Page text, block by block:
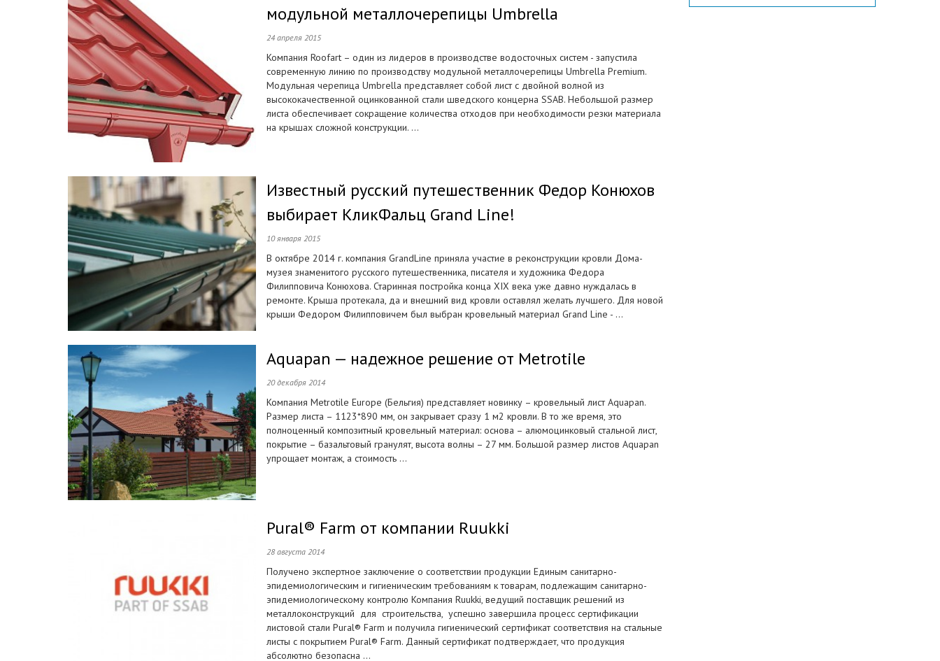
модульной металлочерепицы Umbrella
24 апреля 2015
Компания Roofart – один из лидеров в производстве водосточных систем - запустила
современную линию по производству модульной металлочерепицы Umbrellа Premium.
Модульная черепица Umbrella представляет собой лист с двойной волной из
высококачественной оцинкованной стали шведского концерна SSAB. Небольшой размер
листа обеспечивает сокращение количества отходов при необходимости резки материала
на крышах сложной конструкции. ...
Известный русский путешественник Федор Конюхов
выбирает КликФальц Grand Line!
10 января 2015
В октябре 2014 г. компания GrandLine приняла участие в реконструкции кровли Дома-
музея знаменитого русского путешественника, писателя и художника Федора
Филипповича Конюхова. Старинная постройка конца XIX века уже давно нуждалась в
ремонте. Крыша протекала, да и внешний вид кровли оставлял желать лучшего. Для новой
крыши Федором Филипповичем был выбран кровельный материал Grand Line - ...
Aquapan — надежное решение от Metrotile
20 декабря 2014
Компания Metrotile Europe (Бельгия) представляет новинку – кровельный лист Aquapan.
Размер листа – 1123*890 мм, он закрывает сразу 1 м2 кровли. В то же время, это
полноценный композитный кровельный материал: основа – алюмоцинковый стальной лист,
покрытие – базальтовый гранулят, высота волны – 27 мм. Большой размер листов Aquapan
упрощает монтаж, а стоимость ...
Pural® Farm от компании Ruukki
28 августа 2014
Получено экспертное заключение о соответствии продукции Единым санитарно-
эпидемиологическим и гигиеническим требованиям к товарам, подлежащим санитарно-
эпидемиологическому контролю Компания Ruukki, ведущий поставщик решений из
металлоконструкций для строительства, успешно завершила процесс сертификации
листовой стали Pural® Farm и получила гигиенический сертификат соответствия на стальные
листы с покрытием Pural® Farm. Данный сертификат подтверждает, что продукция
абсолютно безопасна ...